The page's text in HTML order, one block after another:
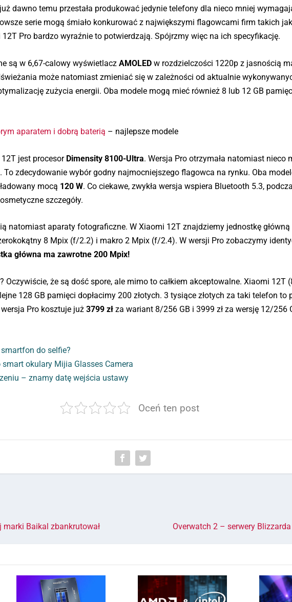
dawno temu przestała produkować jedynie telefony dla nieco mniej
serie mogą śmiało konkurować z największymi flagowcami firm takich
12T Pro bardzo wyraźnie to potwierdzają. Spójrzmy więc na ich specyfikację.
są w 6,67-calowy wyświetlaczAMOLED w rozdzielczości 1220p z jasnością
może natomiast zmieniać się w zależności od aktualnie
zużycia energii. Oba modele mogą mieć również 8 lub 12 GB
aparatem i dobrą baterią – najlepsze modele
jest procesor Dimensity 8100-Ultra. Wersja Pro otrzymała natomiast nieco
. To zdecydowanie wybór godny najmocniejszego flagowca na rynku. Oba
ładowany mocą 120 W. Co ciekawe, zwykła wersja wspiera Bluetooth 5.3,
szczegóły.
natomiast aparaty fotograficzne. W Xiaomi 12T znajdziemy jednostkę
8 Mpix (f/2.2) i makro 2 Mpix (f/2.4). W wersji Pro zobaczymy
główna ma zawrotne 200 Mpix!
Oczywiście, że są dość spore, ale mimo to całkiem akceptowalne. Xiaomi 12T
128 GB pamięci dopłacimy 200 złotych. 3 tysiące złotych za taki telefon to
Pro kosztuje już3799 zł za wariant 8/256 GB i 3999 zł za wersję 12/256
do selfie?
okulary Mijia Glasses Camera
– znamy datę wejścia ustawy
Oceń ten post
marki Baikal zbankrutował Overwatch 2 – serwery